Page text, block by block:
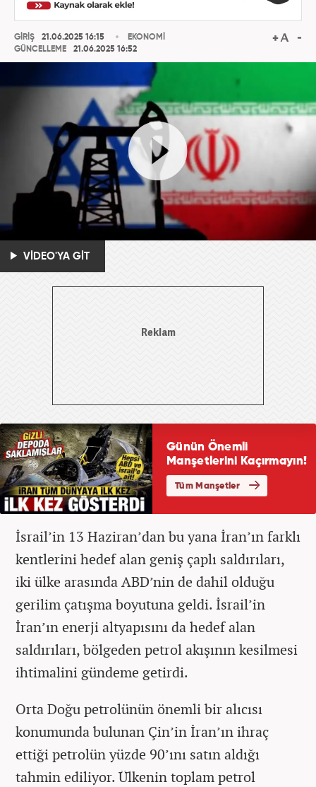
GİRİŞ
21.06.2025 16:15
GÜNCELLEME
21.06.2025 16:52
EKONOMİ
VİDEO'YA GİT
İsrail’in 13 Haziran’dan bu yana İran’ın farklı
kentlerini hedef alan geniş çaplı saldırıları,
iki ülke arasında ABD’nin de dahil olduğu
gerilim çatışma boyutuna geldi. İsrail’in
İran’ın enerji altyapısını da hedef alan
saldırıları, bölgeden petrol akışının kesilmesi
ihtimalini gündeme getirdi.
Orta Doğu petrolünün önemli bir alıcısı
konumunda bulunan Çin’in İran’ın ihraç
ettiği petrolün yüzde 90’ını satın aldığı
tahmin ediliyor. Ülkenin toplam petrol